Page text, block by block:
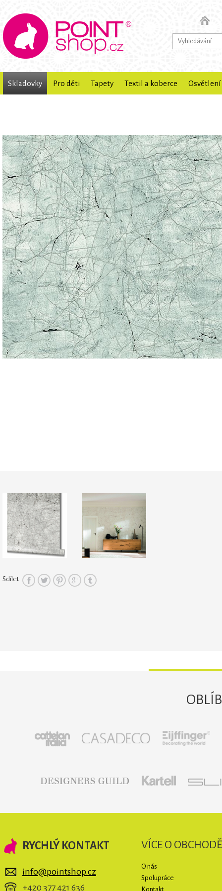
Skladovky Pro děti Tapety Textil a koberce Osvětlení
Sdílet
RYCHLÝ KONTAKT
info@pointshop.cz
+420 377 421 636
VÍCE O OBCHODĚ
O nás
Spolupráce
Kontakt